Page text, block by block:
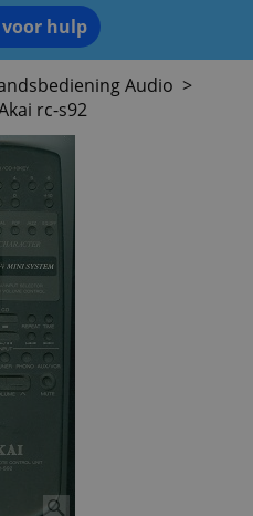
hulp
Audio >
rc-s92